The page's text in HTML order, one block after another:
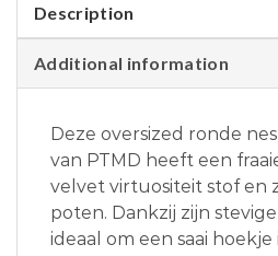
Description
Additional information
Deze oversized ronde
van PTMD heeft een
velvet virtuositeit stof en
poten. Dankzij zijn
ideaal om een saai